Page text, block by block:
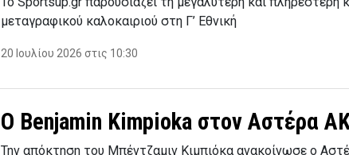
μεταγραφικού καλοκαιριού στη Γ’ Εθνική
20 Ιουλίου 2026 στις 10:30
Ο Benjamin Kimpioka στον Αστέρα
Την απόκτηση του Μπέντζαμιν Κιμπιόκα ανακοίνωσε ο